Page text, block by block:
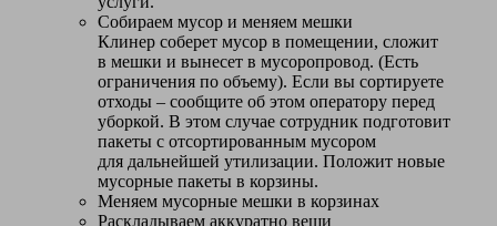
Собираем мусор и меняем мешки
Клинер соберет мусор в помещении, сложит
в мешки и вынесет в мусоропровод. (Есть
ограничения по объему). Если вы сортируете
отходы – сообщите об этом оператору перед
уборкой. В этом случае сотрудник подготовит
пакеты с отсортированным мусором
для дальнейшей утилизации. Положит новые
мусорные пакеты в корзины.
Меняем мусорные мешки в корзинах
Раскладываем аккуратно вещи